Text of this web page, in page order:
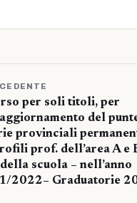
per soli titoli, per
del
provinciali
prof. dell’area A e
scuola – nell’anno
2022– Graduatorie